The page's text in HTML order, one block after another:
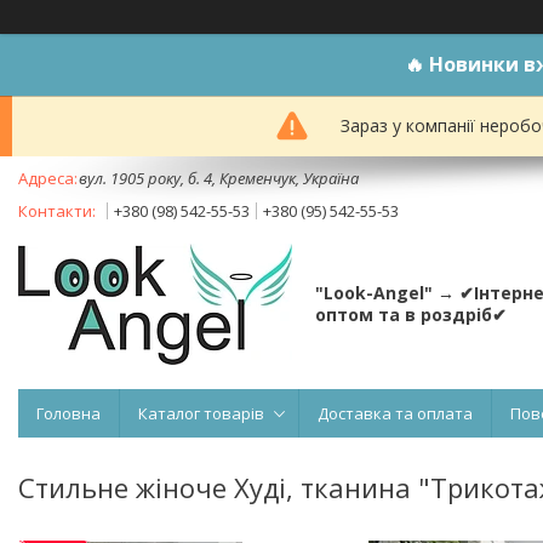
🔥 Новинки
Зараз у компанії
вул. 1905 року, б. 4, Кременчук, Україна
+380 (98) 542-55-53
+380 (95) 542-55-53
"Look-Angel" →
оптом та в роздріб✔
Головна Каталог товарів Доставка та оплата
Стильне жіноче Худі, тканина